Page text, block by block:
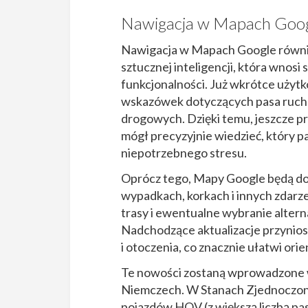
Nawigacja w Mapach
Nawigacja w Mapach Google
sztucznej inteligencji, która wnosi
funkcjonalności. Już wkrótce
wskazówek dotyczących pasa
drogowych. Dzięki temu, jeszcze
mógł precyzyjnie wiedzieć, który
niepotrzebnego stresu.
Oprócz tego, Mapy Google będą
wypadkach, korkach i innych
trasy i ewentualne wybranie
Nadchodzące aktualizacje
i otoczenia, co znacznie ułatwi
Te nowości zostaną wprowadzone
Niemczech. W Stanach